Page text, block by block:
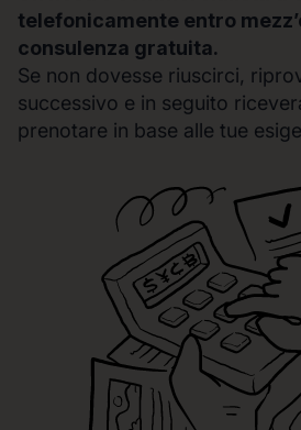
telefonicamente entro
consulenza gratuita.
Se non dovesse riuscirci,
successivo e in seguito
prenotare in base alle tue